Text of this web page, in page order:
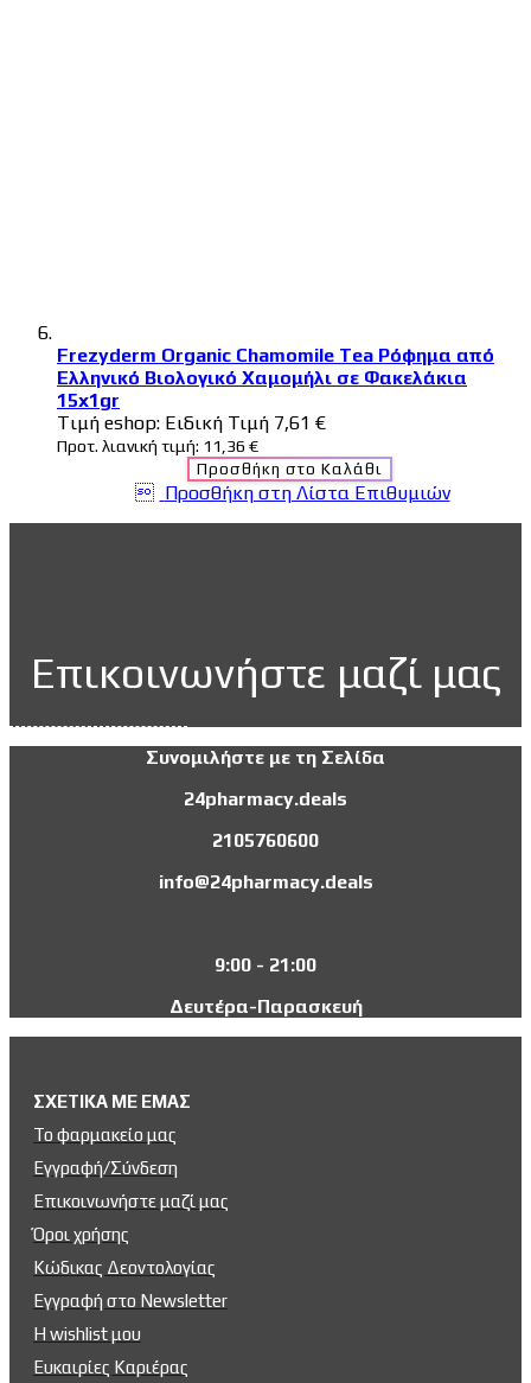
Frezyderm Organic Chamomile Tea Ρόφημα από
Ελληνικό Βιολογικό Χαμομήλι σε Φακελάκια
15x1gr
Tιμή eshop: Ειδική Τιμή 7,61 €
Προτ. λιανική τιμή: 11,36 €
Προσθήκη στο Καλάθι
Προσθήκη στη Λίστα Επιθυμιών
Επικοινωνήστε μαζί μας
Συνομιλήστε με τη Σελίδα
24pharmacy.deals
2105760600
info@24pharmacy.deals
9:00 - 21:00
Δευτέρα-Παρασκευή
ΣΧΕΤΙΚΑ ΜΕ ΕΜΑΣ
Το φαρμακείο μας
Εγγραφή/Σύνδεση
Επικοινωνήστε μαζί μας
Όροι χρήσης
Κώδικας Δεοντολογίας
Εγγραφή στο Newsletter
Η wishlist μου
Ευκαιρίες Kαριέρας